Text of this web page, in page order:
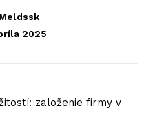
Meldssk
2025
založenie firmy v